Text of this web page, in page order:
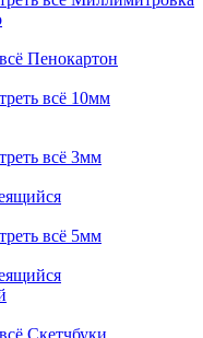
Пенокартон
всё 10мм
всё 3мм
всё 5мм
Скетчбуки